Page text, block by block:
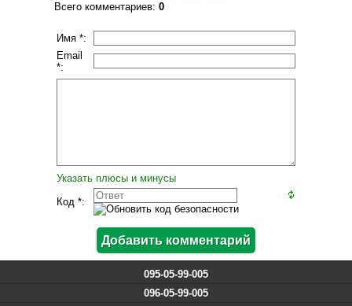
Всего комментариев: 0
Имя *:
Email
*:
Указать плюсы и минусы
Код *:
095-05-99-005
096-05-99-005